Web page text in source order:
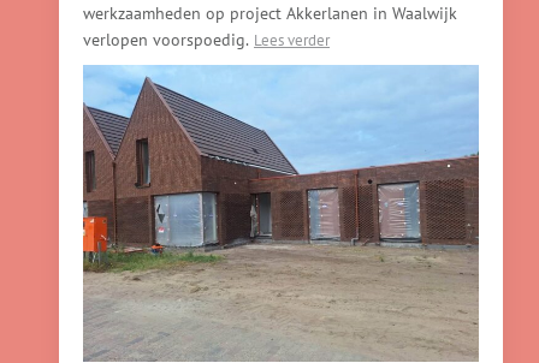
werkzaamheden op project Akkerlanen in Waalwijk
verlopen voorspoedig. Lees verder